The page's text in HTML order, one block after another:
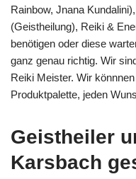
Rainbow, Jnana
(Geistheilung), Reiki &
benötigen oder diese
ganz genau richtig. Wir
Reiki Meister. Wir
Produktpalette, jeden
Geistheiler
Karsbach